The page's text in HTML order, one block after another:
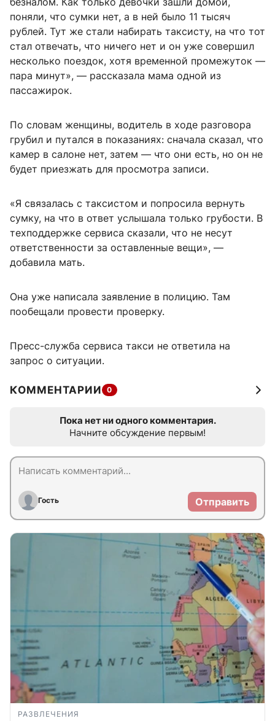
поняли, что сумки нет, а в ней было 11 тысяч
рублей. Тут же стали набирать таксисту, на что тот
стал отвечать, что ничего нет и он уже совершил
несколько поездок, хотя временной промежуток —
пара минут», — рассказала мама одной из
пассажирок.
По словам женщины, водитель в ходе разговора
грубил и путался в показаниях: сначала сказал, что
камер в салоне нет, затем — что они есть, но он не
будет приезжать для просмотра записи.
«Я связалась с таксистом и попросила вернуть
сумку, на что в ответ услышала только грубости. В
техподдержке сервиса сказали, что не несут
ответственности за оставленные вещи», —
добавила мать.
Она уже написала заявление в полицию. Там
пообещали провести проверку.
Пресс-служба сервиса такси не ответила на
запрос о ситуации.
КОММЕНТАРИИ 0
Пока нет ни одного комментария.
Начните обсуждение первым!
Гость Отправить
РАЗВЛЕЧЕНИЯ